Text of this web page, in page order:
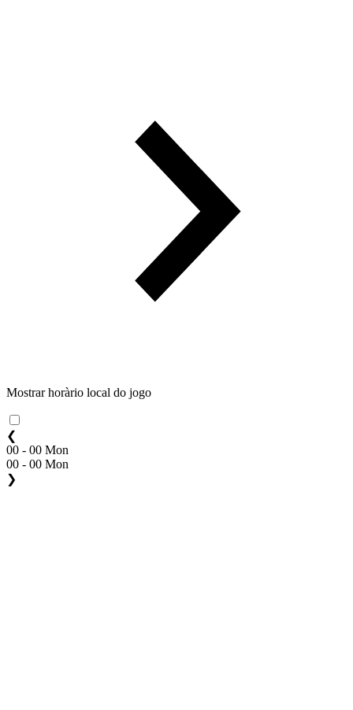
Mostrar horàrio local do jogo
❮
00 - 00 Mon
00 - 00 Mon
❯